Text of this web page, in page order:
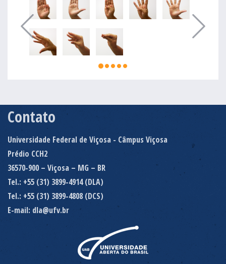
Contato
Universidade Federal de Viçosa - Câmpus Viçosa
Prédio CCH2
36570-900 – Viçosa – MG – BR
Tel.: +55 (31) 3899-4914 (DLA)
Tel.: +55 (31) 3899-4808 (DCS)
E-mail: dla@ufv.br